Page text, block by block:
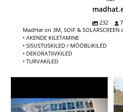
232
MadHat on 3M, SOIF &
• AKENDE KILETAMINE
• SISUSTUSKILED / MÖÖBLIKILED
• DEKORATIIVKILED
• TURVAKILED
6 0